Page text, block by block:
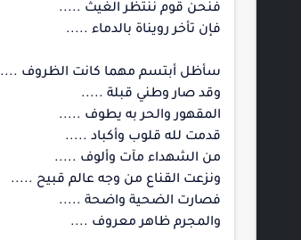
فنحن قوم ننتظر الغيث .....
فإن تأخر رويناة بالدماء .....
سأظل أبتسم مهما كانت الظروف ....
وقد صار وطني قبلة .....
المقهور والحر به يطوف .....
قدمت لله قلوب وأكباد .....
من الشهداء مآت وألوف .....
ونزعت القناع من وجه عالم قبيح .....
فصارت الضحية واضحة .....
والمجرم ظاهر معروف ....